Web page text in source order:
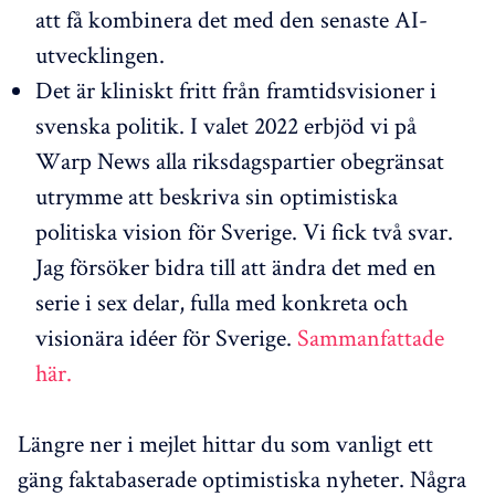
att få kombinera det med den senaste AI-
utvecklingen.
Det är kliniskt fritt från framtidsvisioner i
svenska politik. I valet 2022 erbjöd vi på
Warp News alla riksdagspartier obegränsat
utrymme att beskriva sin optimistiska
politiska vision för Sverige. Vi fick två svar.
Jag försöker bidra till att ändra det med en
serie i sex delar, fulla med konkreta och
visionära idéer för Sverige. Sammanfattade
här.
Längre ner i mejlet hittar du som vanligt ett
gäng faktabaserade optimistiska nyheter. Några